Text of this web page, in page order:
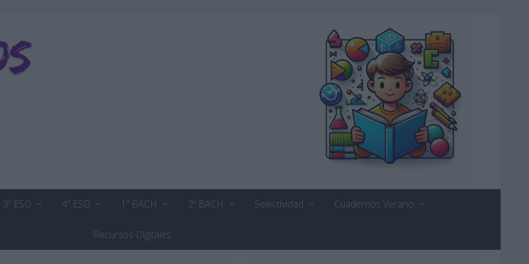
3º ESO 4º ESO 1º BACH 2º BACH Selectividad Cuadernos Verano
Recursos Digitales